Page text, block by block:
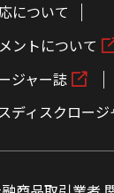
について
ントについて
ジャー誌
ディスクロージ